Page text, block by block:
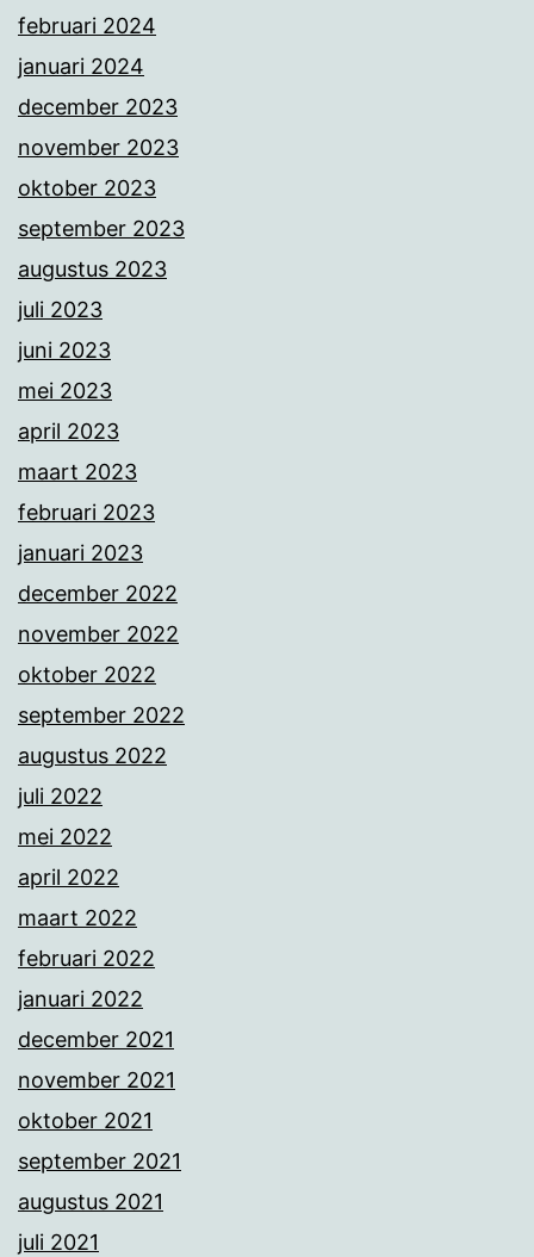
februari 2024
januari 2024
december 2023
november 2023
oktober 2023
september 2023
augustus 2023
juli 2023
juni 2023
mei 2023
april 2023
maart 2023
februari 2023
januari 2023
december 2022
november 2022
oktober 2022
september 2022
augustus 2022
juli 2022
mei 2022
april 2022
maart 2022
februari 2022
januari 2022
december 2021
november 2021
oktober 2021
september 2021
augustus 2021
juli 2021